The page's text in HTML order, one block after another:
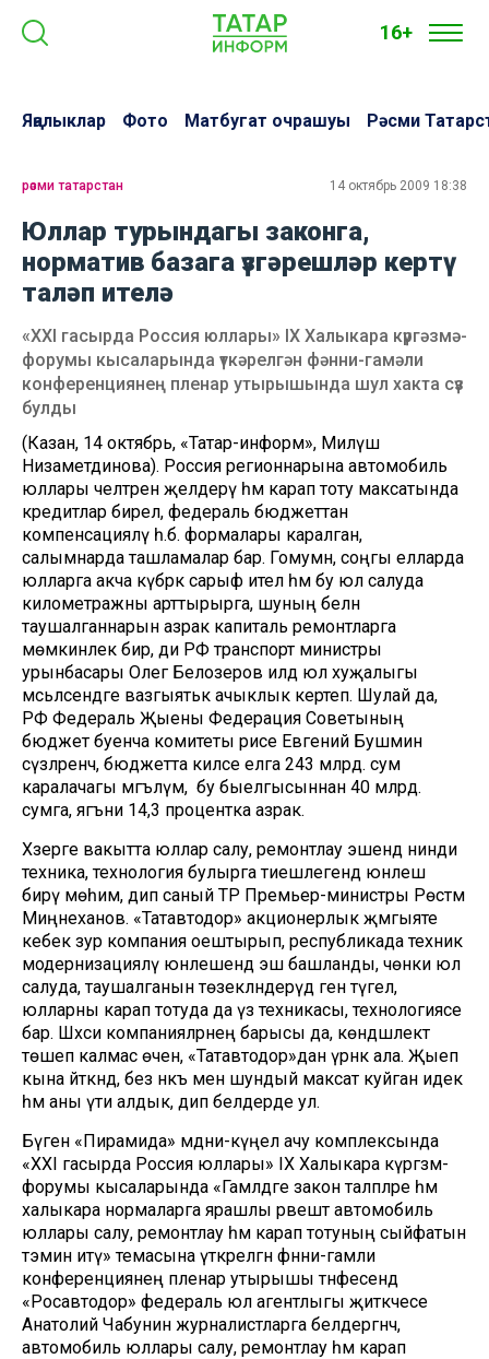
16+
Яңалыклар Фото Матбугат очрашуы Рәсми
рәсми татарстан 14 октябрь 2009 18:38
Юллар турындагы законга,
норматив базага үзгәрешләр кертү
таләп ителә
«XXI гасырда Россия юллары» IX Халыкара күргәзмә-
форумы кысаларында үткәрелгән фәнни-гамәли
конференциянең пленар утырышында шул хакта сүз
булды
(Казан, 14 октябрь, «Татар-информ», Миләүшә
Низаметдинова). Россия регионнарына автомобиль
юллары челтәрен җәелдерү һәм карап тоту максатында
кредитлар бирелә, федераль бюджеттан
компенсацияләү һ.б. формалары каралган,
салымнарда ташламалар бар. Гомумән, соңгы елларда
юлларга акча күбрәк сарыф ителә һәм бу юл салуда
километражны арттырырга, шуның белән
таушалганнарын азрак капиталь ремонтларга
мөмкинлек бирә, ди РФ транспорт министры
урынбасары Олег Белозеров илдә юл хуҗалыгы
мәсьәләсендәге вазгыятькә ачыклык кертеп. Шулай да,
РФ Федераль Җыены Федерация Советының
бюджет буенча комитеты рәисе Евгений Бушмин
сүзләренчә, бюджетта киләсе елга 243 млрд. сум
каралачагы мәгълүм, ә бу быелгысыннан 40 млрд.
сумга, ягъни 14,3 процентка азрак.
Хәзерге вакытта юллар салу, ремонтлау эшендә нинди
техника, технология булырга тиешлегендә юнәлеш
бирү мөһим, дип саный ТР Премьер-министры Рөстәм
Миңнеханов. «Татавтодор» акционерлык җәмгыяте
кебек зур компания оештырып, республикада техник
модернизацияләү юнәлешендә эш башланды, чөнки юл
салуда, таушалганын төзекләндерүдә генә түгел,
юлларны карап тотуда да үз техникасы, технологиясе
бар. Шәхси компанияләрнең барысы да, көндәшлектә
төшеп калмас өчен, «Татавтодор»дан үрнәк ала. Җыеп
кына әйткәндә, без нәкъ менә шундый максат куйган идек
һәм аны үти алдык, дип белдерде ул.
Бүген «Пирамида» мәдәни-күңел ачу комплексында
«XXI гасырда Россия юллары» IX Халыкара күргәзмә-
форумы кысаларында «Гамәлдәге закон таләпләре һәм
халыкара нормаларга ярашлы рәвештә автомобиль
юллары салу, ремонтлау һәм карап тотуның сыйфатын
тәэмин итү» темасына үткәрелгән фәнни-гамәли
конференциянең пленар утырышы тәнәфесендә
«Росавтодор» федераль юл агентлыгы җитәкчесе
Анатолий Чабунин журналистларга белдергәнчә,
автомобиль юллары салу, ремонтлау һәм карап